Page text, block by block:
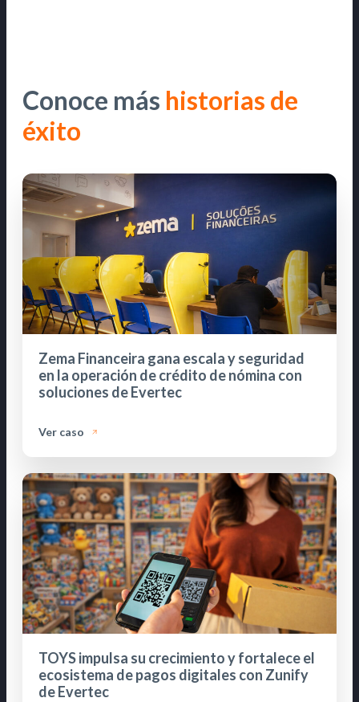
Conoce más historias de
éxito
Zema Financeira gana escala y seguridad
en la operación de crédito de nómina con
soluciones de Evertec
Ver caso
TOYS impulsa su crecimiento y fortalece el
ecosistema de pagos digitales con Zunify
de Evertec